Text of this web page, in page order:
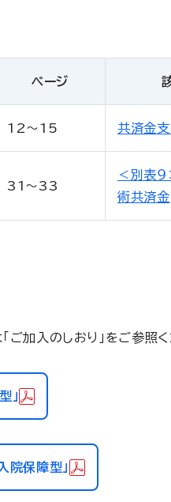
ページ
12～15 共済金
31～33
＜別表
術共済金
加入のしおり」をご参照く
」
入院保障型」